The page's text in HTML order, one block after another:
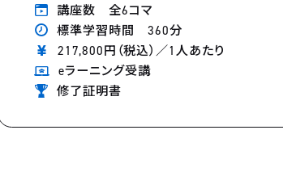
講座数 全6コマ
標準学習時間 360分
217,800円（税込）／1人あたり
eラーニング受講
修了証明書